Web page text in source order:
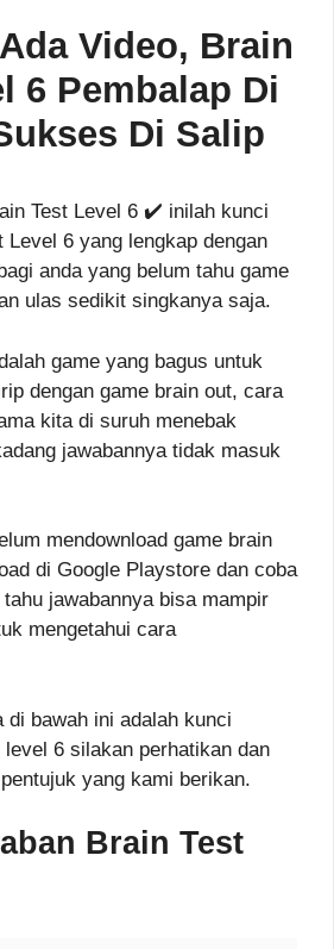
Video, Brain
6 Pembalap Di
Di Salip
Test Level 6 ✔️ inilah kunci
Level 6 yang lengkap dengan
anda yang belum tahu game
ulas sedikit singkanya saja.
game yang bagus untuk
dengan game brain out, cara
kita di suruh menebak
jawabannya tidak masuk
mendownload game brain
di Google Playstore dan coba
jawabannya bisa mampir
mengetahui cara
di bawah ini adalah kunci
6 silakan perhatikan dan
yang kami berikan.
Brain Test